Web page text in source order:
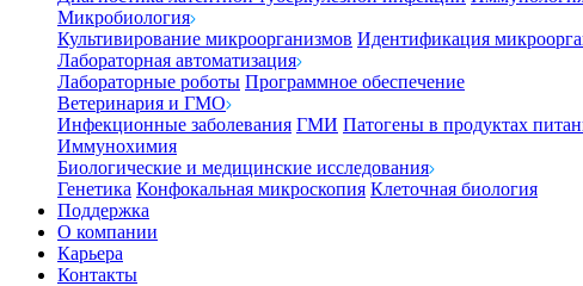
Микробиология
Культивирование микроорганизмов Идентификация
Лабораторная автоматизация
Лабораторные роботы Программное обеспечение
Ветеринария и ГМО
Инфекционные заболевания ГМИ Патогены в продуктах
Иммунохимия
Биологические и медицинские исследования
Генетика Конфокальная микроскопия Клеточная биология
Поддержка
О компании
Карьера
Контакты